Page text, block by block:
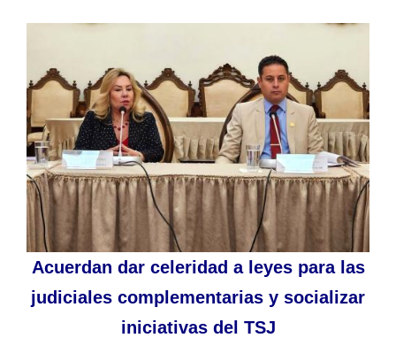
Acuerdan dar celeridad a leyes para las
judiciales complementarias y socializar
iniciativas del TSJ